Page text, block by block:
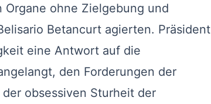
ohne Zielgebung und
Betancurt agierten. Präsident
eine Antwort auf die
den Forderungen der
obsessiven Sturheit der